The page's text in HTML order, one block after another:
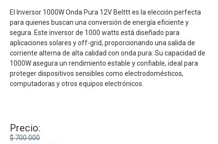
El Inversor 1000W Onda Pura 12V Belttt es la elección perfecta
para quienes buscan una conversión de energía eficiente y
segura. Este inversor de 1000 watts está diseñado para
aplicaciones solares y off-grid, proporcionando una salida de
corriente alterna de alta calidad con onda pura. Su capacidad de
1000W asegura un rendimiento estable y confiable, ideal para
proteger dispositivos sensibles como electrodomésticos,
computadoras y otros equipos electrónicos.
Precio:
$700.000